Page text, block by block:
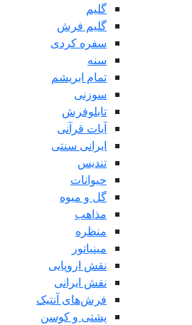
گلیم
گلیم فرش
سفره کردی
سنه
تمام ابریشم
سوزنی
تابلوفرش
آیات قرآنی
ایرانی سنتی
تندیس
حیوانات
گل و میوه
مذاهب
منظره
مینیاتور
نقش اروپایی
نقش ایرانی
فرش‌های آنتیک
پشتی و کوسن